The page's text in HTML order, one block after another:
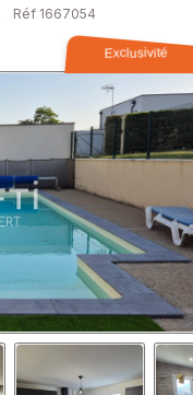
Réf 1667054
Exclusivité